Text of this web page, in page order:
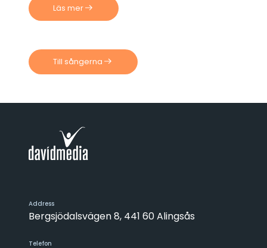
Läs mer
Till sångerna
Address
Bergsjödalsvägen 8, 441 60 Alingsås
Telefon